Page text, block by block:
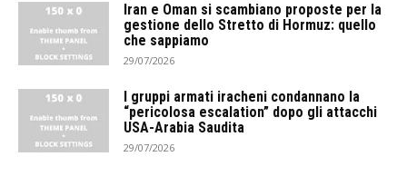
Iran e Oman si scambiano proposte per la
gestione dello Stretto di Hormuz: quello
che sappiamo
29/07/2026
I gruppi armati iracheni condannano la
“pericolosa escalation” dopo gli attacchi
USA-Arabia Saudita
29/07/2026